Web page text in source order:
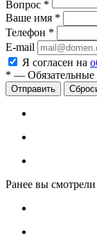
Вопрос *
Ваше имя *
Телефон *
E-mail
Я согласен на
* — Обязательные
Ранее вы смотрели